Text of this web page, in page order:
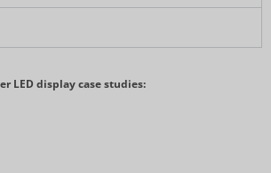
LED display case studies: